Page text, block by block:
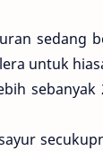
sedang
untuk